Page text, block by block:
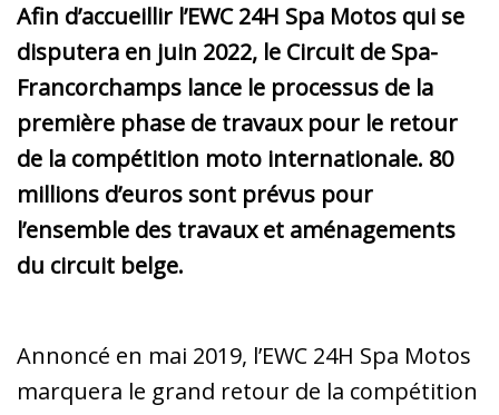
Afin d’accueillir l’EWC 24H Spa Motos qui se
disputera en juin 2022, le Circuit de Spa-
Francorchamps lance le processus de la
première phase de travaux pour le retour
de la compétition moto internationale. 80
millions d’euros sont prévus pour
l’ensemble des travaux et aménagements
du circuit belge.
Annoncé en mai 2019, l’EWC 24H Spa Motos
marquera le grand retour de la compétition